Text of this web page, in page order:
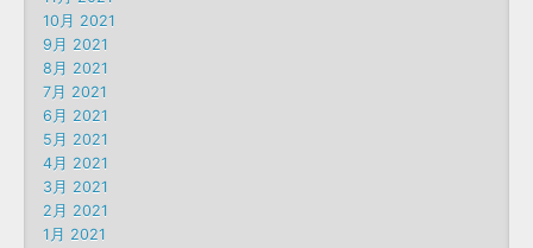
10月 2021
9月 2021
8月 2021
7月 2021
6月 2021
5月 2021
4月 2021
3月 2021
2月 2021
1月 2021